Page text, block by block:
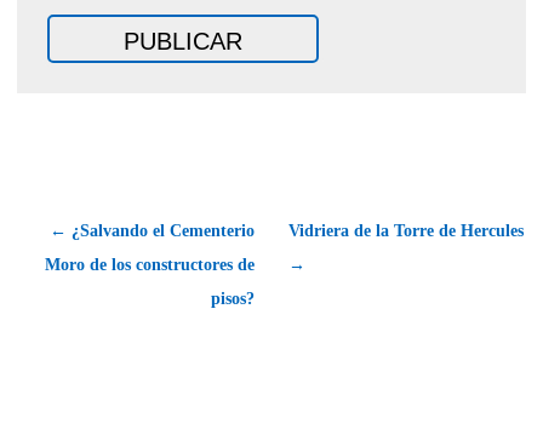
← ¿Salvando el Cementerio
Moro de los constructores de
pisos?
Vidriera de la Torre de Hercules
→